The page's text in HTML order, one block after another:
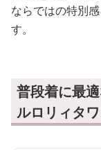
ならではの特別
す。
普段着に最
ルロリィタ